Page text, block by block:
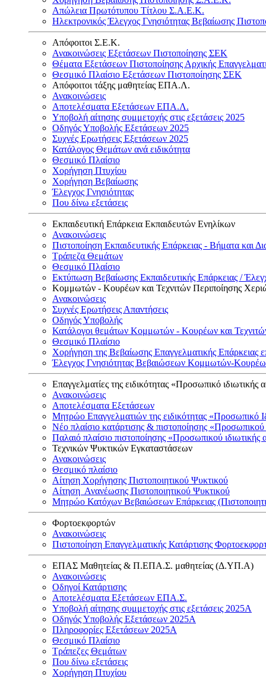
Απώλεια Πρωτότυπου Τίτλου Σ.Α.Ε.Κ.
Ηλεκτρονικός Έλεγχος Γνησιότητας Βεβαίωσης
Απόφοιτοι Σ.Ε.Κ.
Ανακοινώσεις Εξετάσεων Πιστοποίησης ΣΕΚ
Θέματα Εξετάσεων Πιστοποίησης Αρχικής
Θεσμικό Πλαίσιο Εξετάσεων Πιστοποίησης ΣΕΚ
Απόφοιτοι τάξης μαθητείας ΕΠΑ.Λ.
Ανακοινώσεις
Αποτελέσματα Εξετάσεων ΕΠΑ.Λ.
Υποβολή αίτησης συμμετοχής στις εξετάσεις 2025
Οδηγός Υποβολής Εξετάσεων 2025
Συχνές Ερωτήσεις Εξετάσεων 2025
Κατάλογος Θεμάτων ανά ειδικότητα
Θεσμικό Πλαίσιο
Χορήγηση Πτυχίου
Χορήγηση Βεβαίωσης
Έλεγχος Γνησιότητας
Που δίνω εξετάσεις
Εκπαιδευτική Επάρκεια Εκπαιδευτών Ενηλίκων
Ανακοινώσεις
Πιστοποίηση Εκπαιδευτικής Επάρκειας - Βήματα και
Τράπεζα Θεμάτων
Θεσμικό Πλαίσιο
Εκτύπωση Βεβαίωσης Εκπαιδευτικής Επάρκειας /
Κομμωτών - Κουρέων και Τεχνιτών Περιποίησης
Ανακοινώσεις
Συχνές Ερωτήσεις Απαντήσεις
Οδηγός Υποβολής
Κατάλογοι θεμάτων Κομμωτών - Κουρέων και
Θεσμικό Πλαίσιο
Χορήγηση της Βεβαίωσης Επαγγελματικής
Έλεγχος Γνησιότητας Βεβαιώσεων Κομμωτών-
Επαγγελματίες της ειδικότητας «Προσωπικό ιδιωτικής
Ανακοινώσεις
Αποτελέσματα Εξετάσεων
Μητρώο Επαγγελματιών της ειδικότητας «Προσωπικό
Νέο πλαίσιο κατάρτισης & πιστοποίησης «Προσωπικού
Παλαιό πλαίσιο πιστοποίησης «Προσωπικού
Τεχνικών Ψυκτικών Εγκαταστάσεων
Ανακοινώσεις
Θεσμικό πλαίσιο
Αίτηση Χορήγησης Πιστοποιητικού Ψυκτικού
Αίτηση Ανανέωσης Πιστοποιητικού Ψυκτικού
Μητρώο Κατόχων Βεβαιώσεων Επάρκειας
Φορτοεκφορτών
Ανακοινώσεις
Πιστοποίηση Επαγγελματικής Κατάρτισης
ΕΠΑΣ Μαθητείας & Π.ΕΠΑ.Σ. μαθητείας (Δ.ΥΠ.Α)
Ανακοινώσεις
Oδηγοί Κατάρτισης
Αποτελέσματα Εξετάσεων ΕΠΑ.Σ.
Υποβολή αίτησης συμμετοχής στις εξετάσεις 2025Α
Οδηγός Υποβολής Εξετάσεων 2025A
Πληροφορίες Εξετάσεων 2025Α
Θεσμικό Πλαίσιο
Τράπεζες Θεμάτων
Που δίνω εξετάσεις
Χορήγηση Πτυχίου